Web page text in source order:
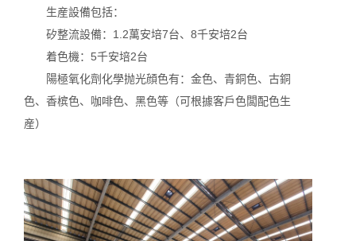
生産設備包括：
矽整流設備：1.2萬安培7台、8千安培2台
着色機：5千安培2台
陽極氧化劑化學抛光顔色有：金色、青銅色、古銅
色、香槟色、咖啡色、黑色等（可根據客戶色闆配色生
産）